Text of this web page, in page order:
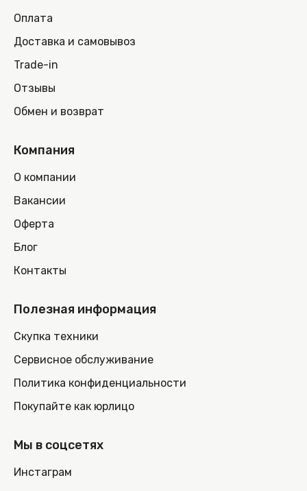
Оплата
Доставка и самовывоз
Trade-in
Отзывы
Обмен и возврат
Компания
О компании
Вакансии
Оферта
Блог
Контакты
Полезная информация
Скупка техники
Сервисное обслуживание
Политика конфиденциальности
Покупайте как юрлицо
Мы в соцсетях
Инстаграм